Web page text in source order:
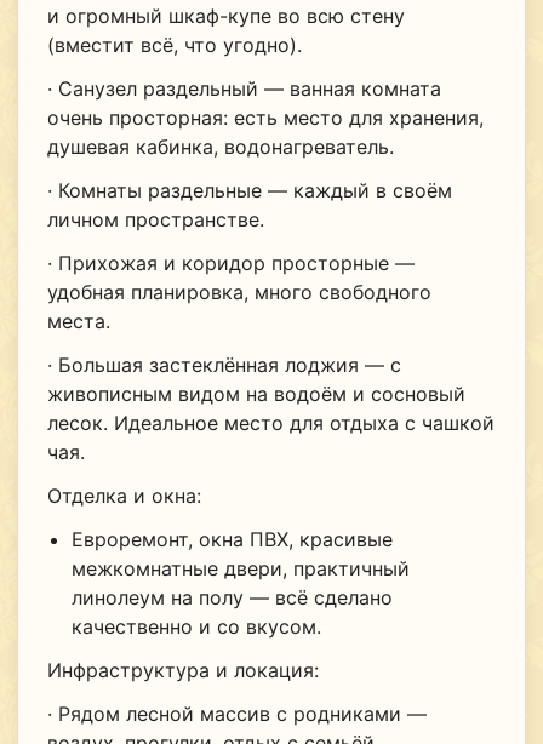
и огромный шкаф-купе во всю стену
(вместит всё, что угодно).
· Санузел раздельный — ванная комната
очень просторная: есть место для хранения,
душевая кабинка, водонагреватель.
· Комнаты раздельные — каждый в своём
личном пространстве.
· Прихожая и коридор просторные —
удобная планировка, много свободного
места.
· Большая застеклённая лоджия — с
живописным видом на водоём и сосновый
лесок. Идеальное место для отдыха с чашкой
чая.
Отделка и окна:
Евроремонт, окна ПВХ, красивые
межкомнатные двери, практичный
линолеум на полу — всё сделано
качественно и со вкусом.
Инфраструктура и локация:
· Рядом лесной массив с родниками —